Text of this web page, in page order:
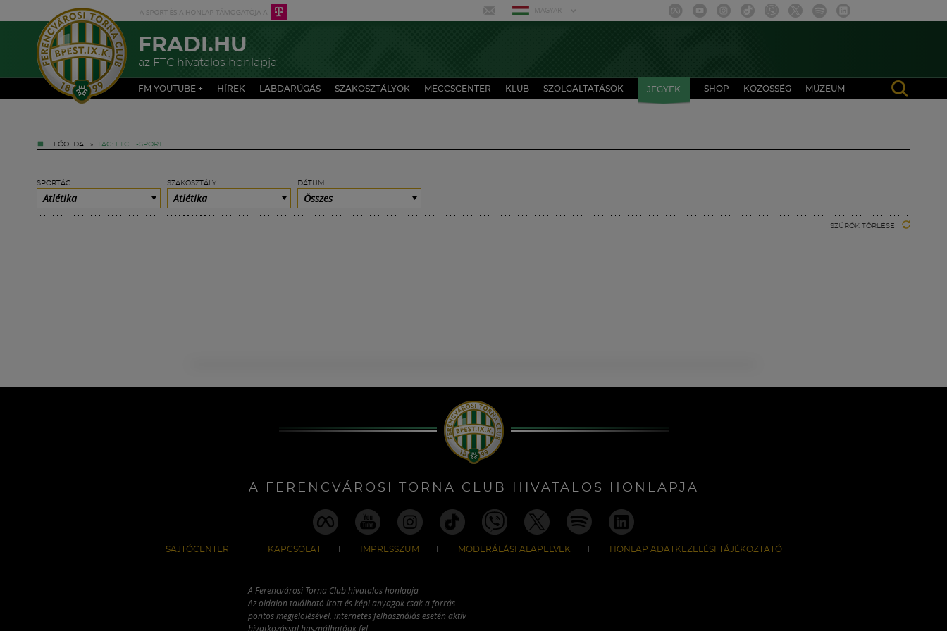
MAGYAR
FRADI.HU
az FTC hivatalos honlapja
FM YOUTUBE + HÍREK LABDARÚGÁS SZAKOSZTÁLYOK MECCSCENTER KLUB SZOLGÁLTATÁSOK JEGYEK SHOP KÖZÖSSÉG MÚZEUM
FŐOLDAL » TAG: FTC E-SPORT
SPORTÁG
Atlétika
SZAKOSZTÁLY
Atlétika
DÁTUM
Összes
SZŰRŐK TÖRLÉSE
A FERENCVÁROSI TORNA CLUB HIVATALOS HONLAPJA
SAJTÓCENTER KAPCSOLAT IMPRESSZUM MODERÁLÁSI ALAPELVEK HONLAP ADATKEZELÉSI TÁJÉKOZTATÓ
A Ferencvárosi Torna Club hivatalos honlapja
Az oldalon található írott és képi anyagok csak a forrás
pontos megjelölésével, internetes felhasználás esetén aktív
hivatkozással használhatóak fel.